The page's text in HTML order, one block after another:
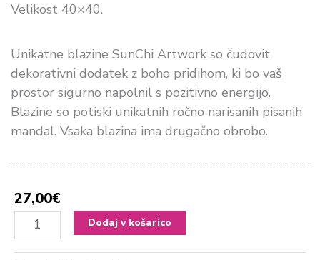
Velikost 40×40.
Unikatne blazine SunChi Artwork so čudovit
dekorativni dodatek z boho pridihom, ki bo vaš
prostor sigurno napolnil s pozitivno energijo.
Blazine so potiski unikatnih ročno narisanih pisanih
mandal. Vsaka blazina ima drugačno obrobo.
27,00€
Mandala
blazina
Dodaj v košarico